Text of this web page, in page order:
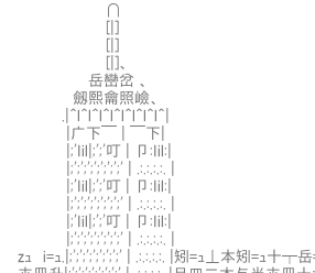
∩
[|]
[|]
[|]、
岳巒岔 、
劔熙龠照嶮、
.|＾l＾l＾l＾l＾l＾l＾l＾l＾|
|广下￣ | ￣下|
|;'Iil|;';'叮 | 卩:Iil:|
|;';';';';';';';' | .:.:.:.:. |
|;'Iil|;';'叮 | 卩:Iil:|
|;';';';';';';';' | .:.:.:.:. |
|;'Iil|;';'叮 |
|;';';';';';';';' | .:.:.:.:. | l7=ｭ_
zｭ i=ｭ.|;';';';';';';';' | .:.:.:.:. |矧=ｭ⊥本矧=ｭ十┬